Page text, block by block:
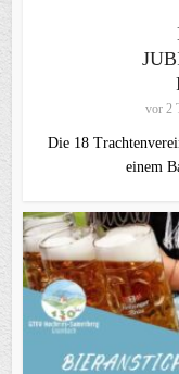
vor 2
Die 18
einem